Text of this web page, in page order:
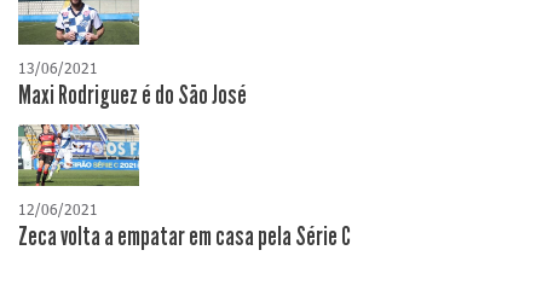
13/06/2021
Maxi Rodriguez é do São José
12/06/2021
Zeca volta a empatar em casa pela Série C